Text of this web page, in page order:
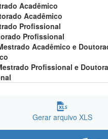
Acadêmico
Acadêmico
Profissional
Profissional
Acadêmico e
Profissional e
Gerar arquivo XLS